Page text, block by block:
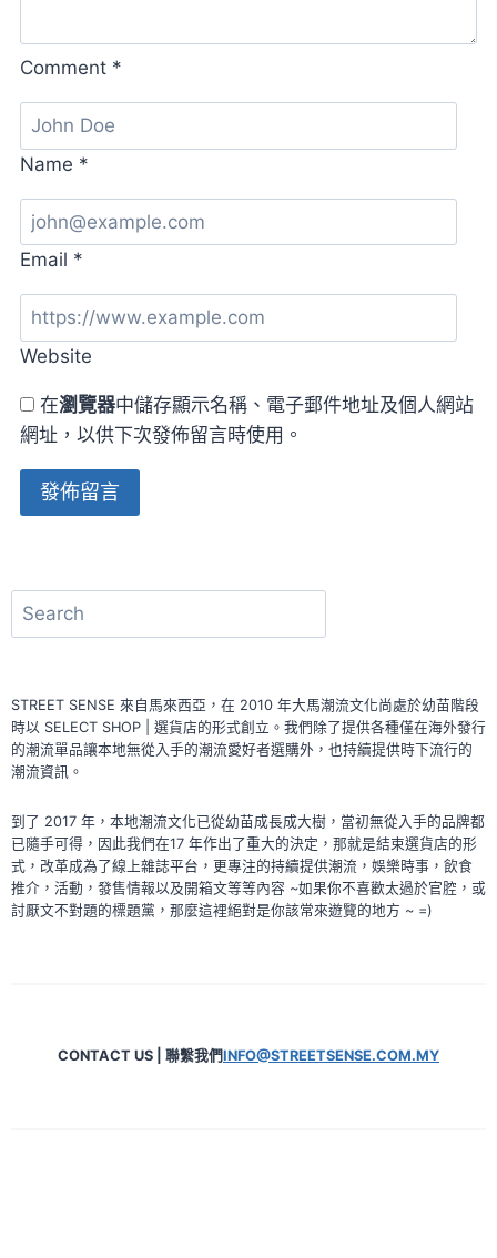
Comment *
Name *
Email *
Website
在瀏覽器中儲存顯示名稱、電子郵件地址及個人網站
網址，以供下次發佈留言時使用。
搜
尋
STREET SENSE 來自馬來西亞，在 2010 年大馬潮流文化尚處於幼苗階段
時以 SELECT SHOP | 選貨店的形式創立。我們除了提供各種僅在海外發行
的潮流單品讓本地無從入手的潮流愛好者選購外，也持續提供時下流行的
潮流資訊。
到了 2017 年，本地潮流文化已從幼苗成長成大樹，當初無從入手的品牌都
已隨手可得，因此我們在17 年作出了重大的決定，那就是結束選貨店的形
式，改革成為了線上雜誌平台，更專注的持續提供潮流，娛樂時事，飲食
推介，活動，發售情報以及開箱文等等內容 ~如果你不喜歡太過於官腔，或
討厭文不對題的標題黨，那麼這裡絕對是你該常來遊覽的地方 ~ =)
CONTACT US | 聯繫我們INFO@STREETSENSE.COM.MY